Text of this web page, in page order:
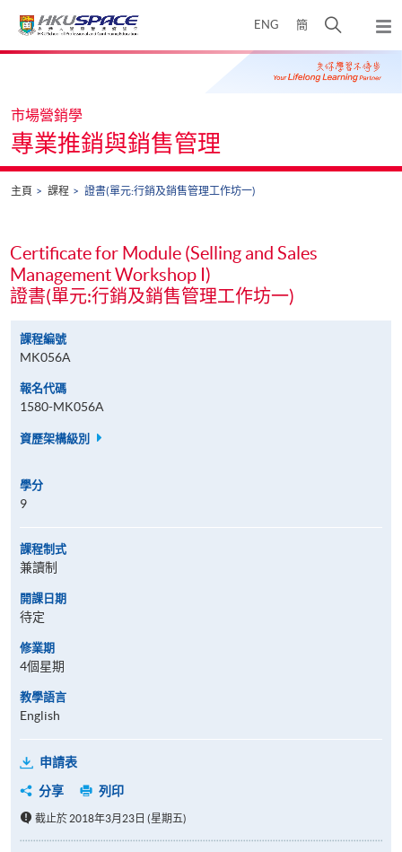
ENG 簡
開
搜
尋
彈
出
主
Main
市場營銷學
專業推銷與銷售管理
主頁 課程 證書(單元:行銷及銷售管理工作坊一)
Certificate for Module (Selling and Sales
Management Workshop I)
證書(單元:行銷及銷售管理工作坊一)
課程編號
MK056A
報名代碼
1580-MK056A
資歷架構級別
學分
9
課程制式
兼讀制
開課日期
待定
修業期
4個星期
教學語言
English
申請表
分享
列印
截止於 2018年3月23日 (星期五)